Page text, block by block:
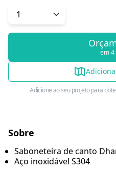
em 4
Adicione ao seu projeto para
Sobre
Saboneteira de canto
Aço inoxidável S304